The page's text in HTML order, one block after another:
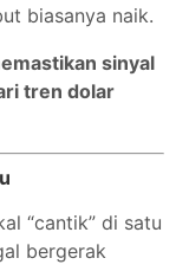
biasanya naik.
sinyal
tren dolar
“cantik” di satu
bergerak